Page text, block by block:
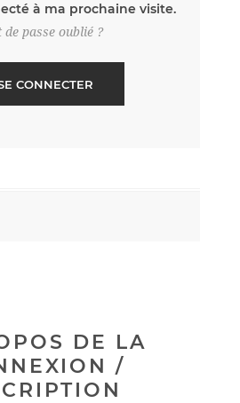
à ma prochaine visite.
de passe oublié ?
DE LA
/